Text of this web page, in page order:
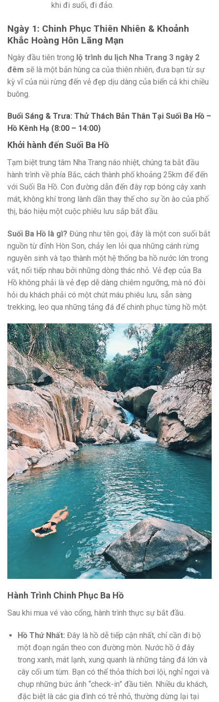
khi đi suối, đi đảo.
Ngày 1: Chinh Phục Thiên Nhiên & Khoảnh
Khắc Hoàng Hôn Lãng Mạn
Ngày đầu tiên trong lộ trình du lịch Nha Trang 3 ngày 2
đêm sẽ là một bản hùng ca của thiên nhiên, đưa bạn từ sự
kỳ vĩ của núi rừng đến vẻ đẹp dịu dàng của biển cả khi chiều
buông.
Buổi Sáng & Trưa: Thử Thách Bản Thân Tại Suối Ba Hồ –
Hồ Kênh Hạ (8:00 – 14:00)
Khởi hành đến Suối Ba Hồ
Tạm biệt trung tâm Nha Trang náo nhiệt, chúng ta bắt đầu
hành trình về phía Bắc, cách thành phố khoảng 25km để đến
với Suối Ba Hồ. Con đường dẫn đến đây rợp bóng cây xanh
mát, không khí trong lành dần thay thế cho sự ồn ào của phố
thị, báo hiệu một cuộc phiêu lưu sắp bắt đầu.
Suối Ba Hồ là gì? Đúng như tên gọi, đây là một con suối bắt
nguồn từ đỉnh Hòn Son, chảy len lỏi qua những cánh rừng
nguyên sinh và tạo thành một hệ thống ba hồ nước lớn trong
vắt, nối tiếp nhau bởi những dòng thác nhỏ. Vẻ đẹp của Ba
Hồ không phải là vẻ đẹp dễ dàng chiêm ngưỡng, mà nó đòi
hỏi du khách phải có một chút máu phiêu lưu, sẵn sàng
trekking, leo qua những tảng đá để chinh phục từng hồ một.
Hành Trình Chinh Phục Ba Hồ
Sau khi mua vé vào cổng, hành trình thực sự bắt đầu.
Hồ Thứ Nhất: Đây là hồ dễ tiếp cận nhất, chỉ cần đi bộ
một đoạn ngắn theo con đường mòn. Nước hồ ở đây
trong xanh, mát lạnh, xung quanh là những tảng đá lớn và
cây cối um tùm. Bạn có thể thỏa thích bơi lội, nghỉ ngơi và
chụp những bức ảnh “check-in” đầu tiên. Nhiều du khách,
đặc biệt là các gia đình có trẻ nhỏ, thường dừng lại tại